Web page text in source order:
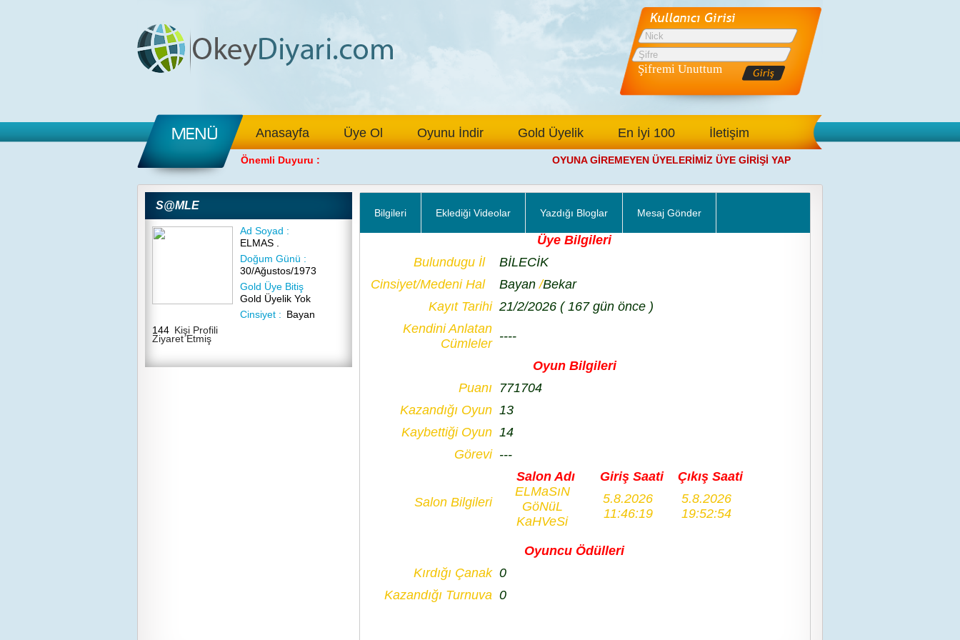
Şifremi Unuttum
Anasayfa Üye Ol Oyunu İndir Gold Üyelik En İyi 100 İletişim
Önemli Duyuru : OYUNA GİREMEYEN ÜYELERİMİZ ÜYE GİRİŞİ YAPTIKTAN SONRA ANA
S@MLE
Ad Soyad :
ELMAS .
Doğum Günü :
30/Ağustos/1973
Gold Üye Bitiş
Gold Üyelik Yok
Cinsiyet : Bayan
144 Kişi Profili
Ziyaret Etmiş
Bilgileri Eklediği Videolar Yazdığı Bloglar Mesaj Gönder
Üye Bilgileri
Bulundugu İl
BİLECİK
Cinsiyet/Medeni Hal
Bayan /Bekar
Kayıt Tarihi 21/2/2026 ( 167 gün önce )
Kendini Anlatan
Cümleler
----
Oyun Bilgileri
Puanı 771704
Kazandığı Oyun 13
Kaybettiği Oyun 14
Görevi ---
Salon Bilgileri
Salon Adı Giriş Saati
Çıkış Saati
ELMaSıN
GöNüL
KaHVeSi
5.8.2026
11:46:19
5.8.2026
19:52:54
Oyuncu Ödülleri
Kırdığı Çanak 0
Kazandığı Turnuva 0